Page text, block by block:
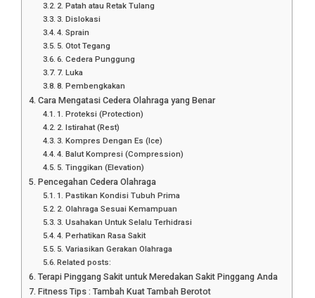
2. Patah atau Retak Tulang
3. Dislokasi
4. Sprain
5. Otot Tegang
6. Cedera Punggung
7. Luka
8. Pembengkakan
Cara Mengatasi Cedera Olahraga yang Benar
1. Proteksi (Protection)
2. Istirahat (Rest)
3. Kompres Dengan Es (Ice)
4. Balut Kompresi (Compression)
5. Tinggikan (Elevation)
Pencegahan Cedera Olahraga
1. Pastikan Kondisi Tubuh Prima
2. Olahraga Sesuai Kemampuan
3. Usahakan Untuk Selalu Terhidrasi
4. Perhatikan Rasa Sakit
5. Variasikan Gerakan Olahraga
Related posts:
Terapi Pinggang Sakit untuk Meredakan Sakit Pinggang Anda
Fitness Tips : Tambah Kuat Tambah Berotot